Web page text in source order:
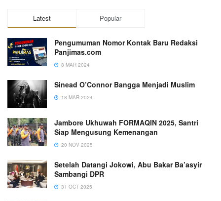
Latest Popular
Pengumuman Nomor Kontak Baru Redaksi
Panjimas.com
8 MAR 2024
Sinead O’Connor Bangga Menjadi Muslim
18 MAR 2024
Jambore Ukhuwah FORMAQIN 2025, Santri
Siap Mengusung Kemenangan
20 NOV 2025
Setelah Datangi Jokowi, Abu Bakar Ba’asyir
Sambangi DPR
31 OCT 2025